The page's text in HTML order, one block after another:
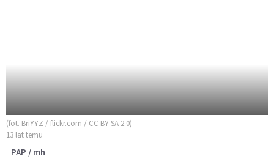
(fot. BriYYZ / flickr.com / CC BY-SA 2.0)
13 lat temu
PAP / mh